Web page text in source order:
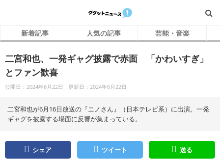
新着記事 人気の記事 芸能・音楽
二宮和也、一発ギャグ披露で赤面 「かわいすぎ」
とファン歓喜
公開日：2024年6月22日 更新日：2024年6月22日
二宮和也が6月16日放送の『ニノさん』（日本テレビ系）に出演。一発
ギャグを披露する場面に反響が集まっている。
シェア ツイート 送る